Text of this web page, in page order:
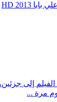
إلى
مرة ...